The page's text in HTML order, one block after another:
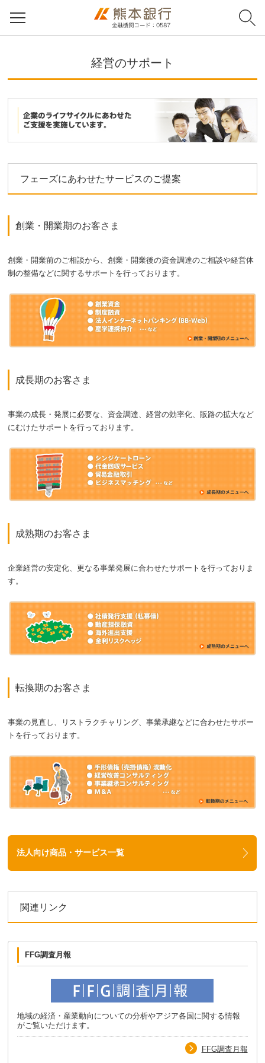
経営のサポート
フェーズにあわせたサービスのご提案
創業・開業期のお客さま
創業・開業前のご相談から、創業・開業後の資金調達のご相談や経営体
制の整備などに関するサポートを行っております。
成長期のお客さま
事業の成長・発展に必要な、資金調達、経営の効率化、販路の拡大など
にむけたサポートを行っております。
成熟期のお客さま
企業経営の安定化、更なる事業発展に合わせたサポートを行っておりま
す。
転換期のお客さま
事業の見直し、リストラクチャリング、事業承継などに合わせたサポー
トを行っております。
法人向け商品・サービス一覧
関連リンク
FFG調査月報
地域の経済・産業動向についての分析やアジア各国に関する情報
がご覧いただけます。
FFG調査月報